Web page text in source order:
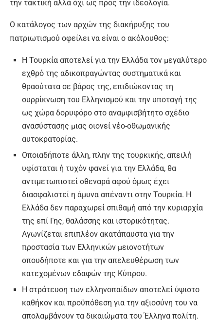
την τακτική αλλά όχι ως προς την ιδεολογία.
Ο κατάλογος των αρχών της διακήρυξης του
πατριωτισμού οφείλει να είναι ο ακόλουθος:
Η Τουρκία αποτελεί για την Ελλάδα τον μεγαλύτερο
εχθρό της αδικοπραγώντας συστηματικά και
θρασύτατα σε βάρος της, επιδιώκοντας τη
συρρίκνωση του Ελληνισμού και την υποταγή της
ως χώρα δορυφόρο στο αναμφισβήτητο σχέδιο
ανασύστασης μιας οιονεί νέο-οθωμανικής
αυτοκρατορίας.
Οποιαδήποτε άλλη, πλην της τουρκικής, απειλή
υφίσταται ή τυχόν φανεί για την Ελλάδα, θα
αντιμετωπιστεί σθεναρά αφού όμως έχει
διασφαλιστεί η άμυνα απέναντι στην Τουρκία. Η
Ελλάδα δεν παραχωρεί σπιθαμή από την κυριαρχία
της επί Γης, θαλάσσης και ιστορικότητας.
Αγωνίζεται επιπλέον ακατάπαυστα για την
προστασία των Ελληνικών μειονοτήτων
οπουδήποτε και για την απελευθέρωση των
κατεχομένων εδαφών της Κύπρου.
Η στράτευση των ελληνοπαίδων αποτελεί ύψιστο
καθήκον και προϋπόθεση για την αξιοσύνη του να
απολαμβάνουν τα δικαιώματα του Έλληνα πολίτη.